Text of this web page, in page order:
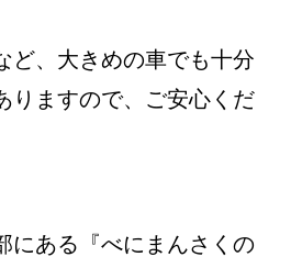
ど、大きめの車でも十分
りますので、ご安心くだ
にある『べにまんさくの